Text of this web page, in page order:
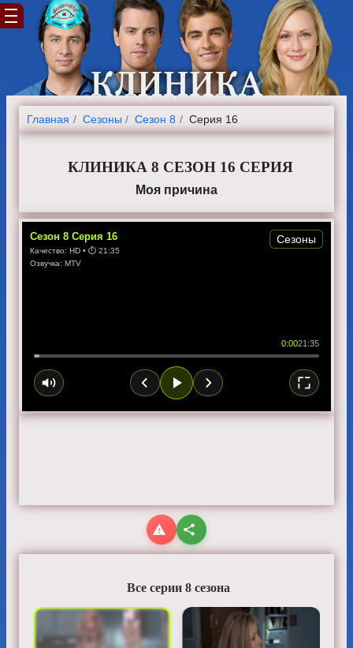
Главная Cезоны Сезон 8 Серия 16
КЛИНИКА 8 СЕЗОН 16 СЕРИЯ
Моя причина
Сезон 8 Серия 16
Качество: HD • ⏱ 21:35
Озвучка: MTV
0:0021:35
Сезоны
Все серии 8 сезона